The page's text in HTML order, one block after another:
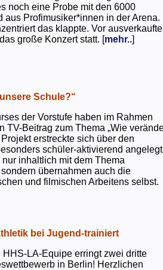
noch eine Probe mit den 6000
Profimusiker*innen in der Arena.
das klappte. Vor
große Konzert statt. [mehr..]
Schule?“
der Vorstufe haben im Rahmen
Beitrag zum Thema „Wie
erstreckte sich über den
schüler-aktivierend
inhaltlich mit dem Thema
übernahmen auch die
und filmischen Arbeitens selbst.
bei Jugend-trainiert
LA-Equipe erringt zwei dritte
in Berlin! Herzlichen